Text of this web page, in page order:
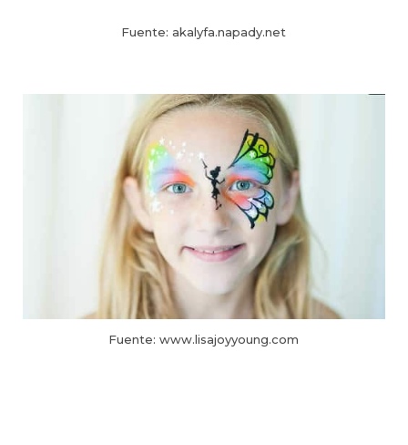
Fuente: akalyfa.napady.net
Fuente: www.lisajoyyoung.com